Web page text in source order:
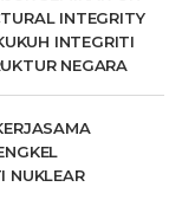
INTEGRITY
INTEGRITI
NEGARA
NUKLEAR